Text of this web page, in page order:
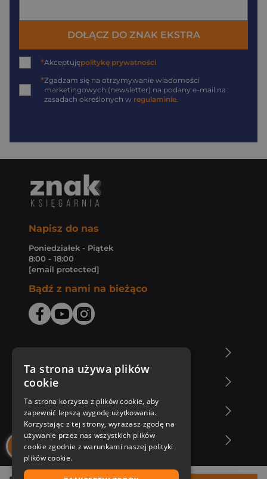
DOŁĄCZ DO ZNAK EKSTRA
*Akceptujępolitykę prywatności
*Zgadzam się na otrzymywanie wiadomości
marketingowych (newsletter) na podany e-mail na
zasadach określonych w regulaminie.
Napisz do nas
Poniedziałek - Piątek
8:00 - 18:00
[email protected]
Bądź z nami na bieżąco
Zakupy u nas
Nasza oferta
Nasi autorzy
Ta strona używa plików
cookie
Ta strona korzysta z plików cookie, aby
zapewnić lepszą wygodę użytkowania.
Korzystając z tej strony, wyrażasz zgodę na
używanie przez nas wszystkich plików
cookie zgodnie z warunkami naszej polityki
plików cookie.